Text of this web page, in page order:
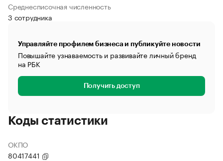
Среднесписочная численность
3 сотрудника
Управляйте профилем бизнеса и публикуйте новости
Повышайте узнаваемость и развивайте личный бренд
на РБК
Получить доступ
Коды статистики
ОКПО
80417441